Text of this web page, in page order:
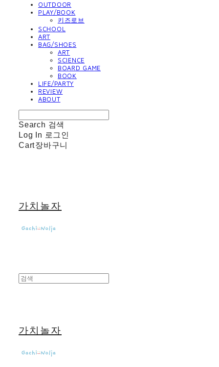
OUTDOOR
PLAY/BOOK
키즈로브
SCHOOL
ART
BAG/SHOES
ART
SCIENCE
BOARD GAME
BOOK
LIFE/PARTY
REVIEW
ABOUT
Search 검색
Log In 로그인
Cart장바구니
가치놀자
가치놀자